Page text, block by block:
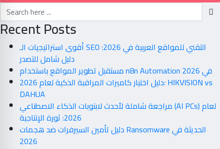
Recent Posts
أقوى استراتيجيات الـ SEO التقني للمواقع العربية في 2026:
دليل شامل للتصدر
مستقبل تطوير المواقع باستخدام n8n Automation في 2026
دليل اختيار كاميرات المراقبة الذكية لعام 2026: HIKVISION vs
DAHUA
مراجعة شاملة لأحدث لابتوبات الذكاء الاصطناعي (AI PCs) لعام
2026: ثورة الإنتاجية
دليل تأمين السيرفرات ضد هجمات Ransomware الحديثة في
2026